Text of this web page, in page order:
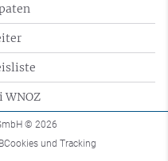
WNOZ
© 2026
Cookies und Tracking